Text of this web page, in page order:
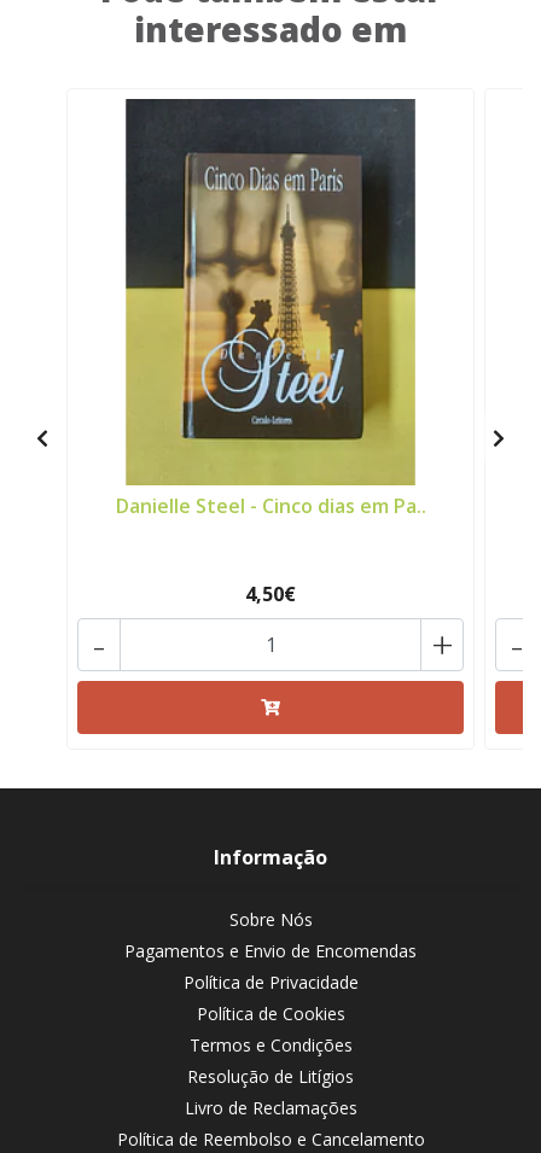
interessado em
Danielle Steel - Cinco dias em Pa..
4,50€
+
- -
Informação
Sobre Nós
Pagamentos e Envio de Encomendas
Política de Privacidade
Política de Cookies
Termos e Condições
Resolução de Litígios
Livro de Reclamações
Política de Reembolso e Cancelamento